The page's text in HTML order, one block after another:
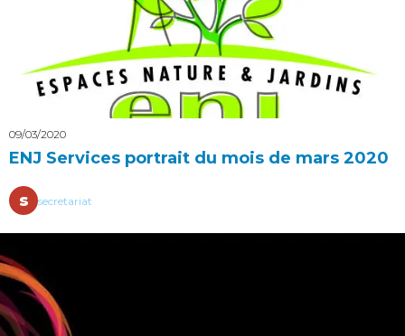
09/03/2020
ENJ Services portrait du mois de mars 2020
s secretariat